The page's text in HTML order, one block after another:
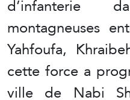
d’infanterie
montagneuses
Yahfoufa,
cette force a
ville de Nabi